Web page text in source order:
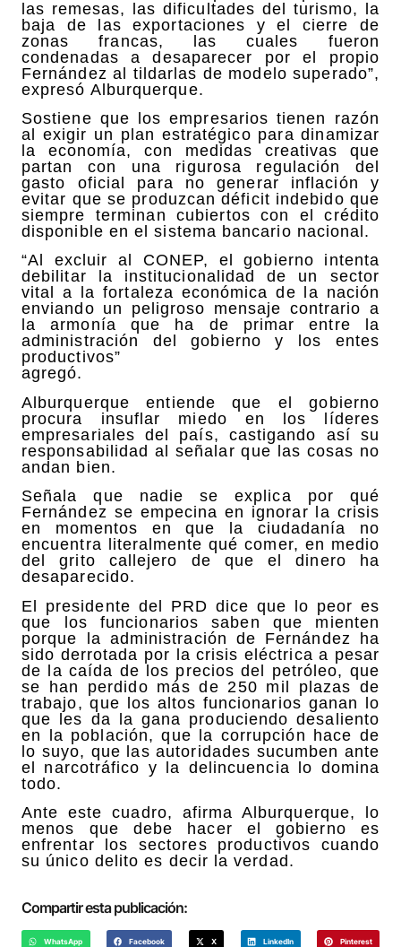
las remesas, las dificultades del turismo, la
baja de las exportaciones y el cierre de
zonas francas, las cuales fueron
condenadas a desaparecer por el propio
Fernández al tildarlas de modelo superado”,
expresó Alburquerque.
Sostiene que los empresarios tienen razón
al exigir un plan estratégico para dinamizar
la economía, con medidas creativas que
partan con una rigurosa regulación del
gasto oficial para no generar inflación y
evitar que se produzcan déficit indebido que
siempre terminan cubiertos con el crédito
disponible en el sistema bancario nacional.
“Al excluir al CONEP, el gobierno intenta
debilitar la institucionalidad de un sector
vital a la fortaleza económica de la nación
enviando un peligroso mensaje contrario a
la armonía que ha de primar entre la
administración del gobierno y los entes
productivos”
agregó.
Alburquerque entiende que el gobierno
procura insuflar miedo en los líderes
empresariales del país, castigando así su
responsabilidad al señalar que las cosas no
andan bien.
Señala que nadie se explica por qué
Fernández se empecina en ignorar la crisis
en momentos en que la ciudadanía no
encuentra literalmente qué comer, en medio
del grito callejero de que el dinero ha
desaparecido.
El presidente del PRD dice que lo peor es
que los funcionarios saben que mienten
porque la administración de Fernández ha
sido derrotada por la crisis eléctrica a pesar
de la caída de los precios del petróleo, que
se han perdido más de 250 mil plazas de
trabajo, que los altos funcionarios ganan lo
que les da la gana produciendo desaliento
en la población, que la corrupción hace de
lo suyo, que las autoridades sucumben ante
el narcotráfico y la delincuencia lo domina
todo.
Ante este cuadro, afirma Alburquerque, lo
menos que debe hacer el gobierno es
enfrentar los sectores productivos cuando
su único delito es decir la verdad.
Compartir esta publicación:
WhatsApp Facebook X LinkedIn Pinterest